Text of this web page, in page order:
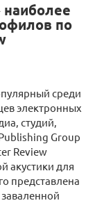
наиболее
по
среди
электронных
студий,
Group
Review
акустики для
представлена